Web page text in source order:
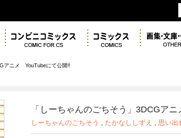
アニメ YouTubeにて公開!!
「しーちゃんのごちそう」3DCGア
しーちゃんのごちそう たかなししずえ 思い出